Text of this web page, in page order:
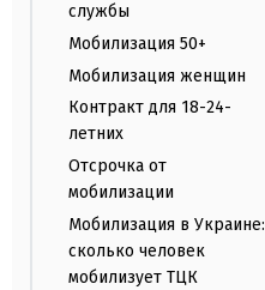
службы
Мобилизация 50+
Мобилизация женщин
Контракт для 18-24-
летних
Отсрочка от
мобилизации
Мобилизация в Украине:
сколько человек
мобилизует ТЦК